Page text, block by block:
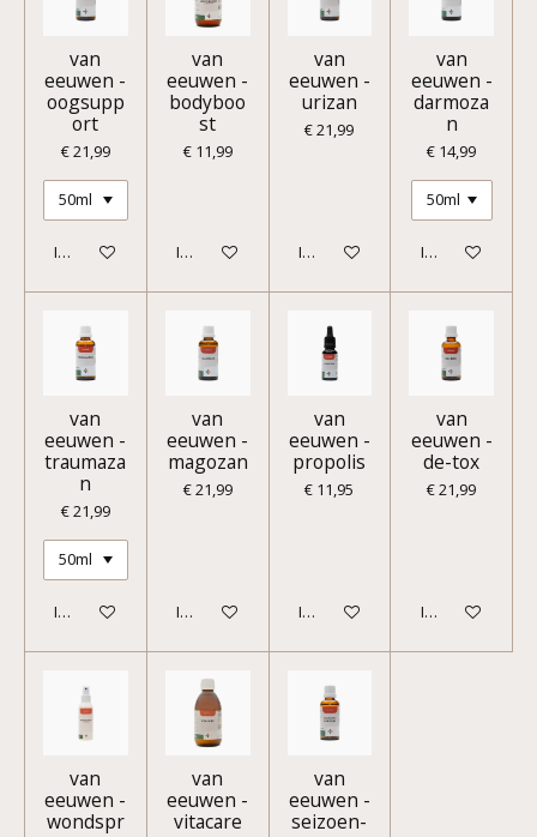
van
eeuwen -
oogsupp
ort
€ 21,99
In winkelwagen
van
eeuwen -
bodyboo
st
€ 11,99
In winkelwagen
van
eeuwen -
urizan
€ 21,99
In winkelwagen
van
eeuwen -
darmoza
n
€ 14,99
In winkelwagen
van
eeuwen -
traumaza
n
€ 21,99
In winkelwagen
van
eeuwen -
magozan
€ 21,99
In winkelwagen
van
eeuwen -
propolis
€ 11,95
In winkelwagen
van
eeuwen -
de-tox
€ 21,99
In winkelwagen
van
eeuwen -
wondspr
van
eeuwen -
vitacare
van
eeuwen -
seizoen-